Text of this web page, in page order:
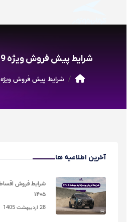
شرایط پیش فروش ویژه KMC T9 آذر ۱۴۰۴
شرایط پیش فروش ویژه KMC T9 آذر ۱۴۰۴
آخرین اطلاعیه ها
۱۴۰۵
28 اردیبهشت 1405